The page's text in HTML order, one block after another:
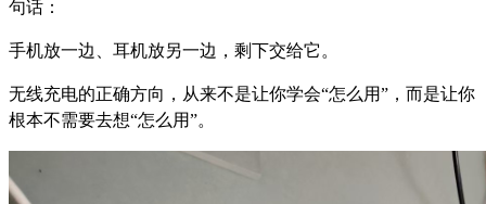
句话：
手机放一边、耳机放另一边，剩下交给它。
无线充电的正确方向，从来不是让你学会“怎么用”，而是让你
根本不需要去想“怎么用”。